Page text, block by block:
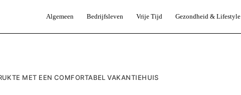
Algemeen Bedrijfsleven Vrije Tijd Gezondheid & Lifestyle
MET EEN COMFORTABEL VAKANTIEHUIS